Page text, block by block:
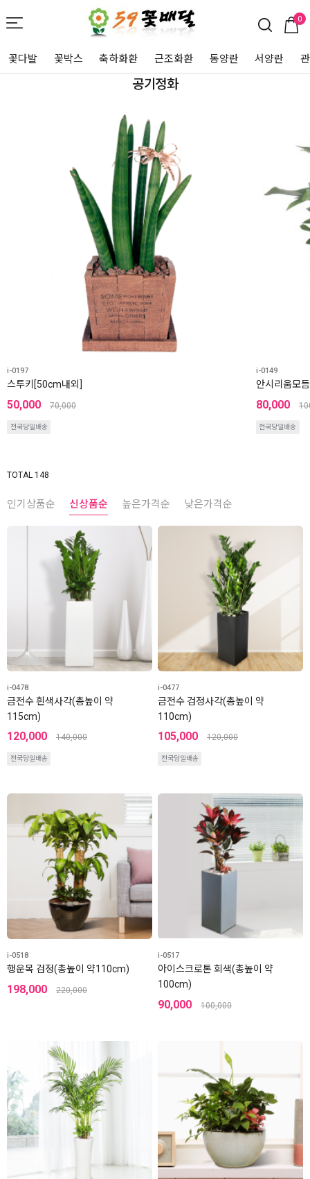
0
꽃다발 꽃박스 축하화환 근조화환 동양란 서양란
공기정화
i-0197
스투키[50cm내외]
50,000 70,000
전국당일배송
i-0149
안시리움모듬
80,000
전국당일배송
TOTAL 148
인기상품순 신상품순 높은가격순 낮은가격순
i-0478
금전수 흰색사각(총높이 약
115cm)
120,000 140,000
전국당일배송
i-0477
금전수 검정사각(총높이 약
110cm)
105,000 120,000
전국당일배송
i-0518
행운목 검정(총높이 약110cm)
198,000 220,000
i-0517
아이스크로톤 회색(총높이 약
100cm)
90,000 100,000